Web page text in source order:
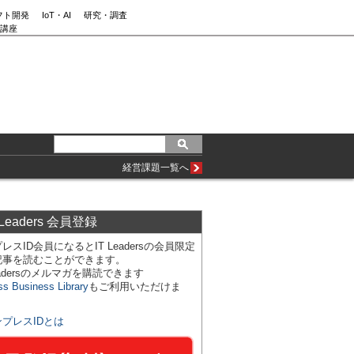
ト開発 IoT・AI
研究・調査
座
経営課題一覧へ
会員登録
スID会員になるとIT Leadersの会員限定
を読むことができます。
のメルマガを購読できます
Business Libraryもご利用いただけま
プレスIDとは